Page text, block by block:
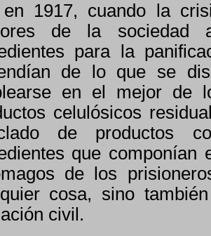
1917, cuando la
de la sociedad
para la
n de lo que se
en el mejor de
celulósicos
de productos
que
de los
cosa, sino
civil.